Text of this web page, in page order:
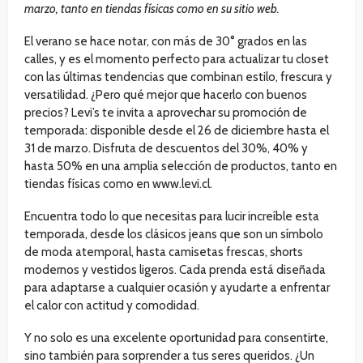
marzo, tanto en tiendas físicas como en su sitio web.
El verano se hace notar, con más de 30° grados en las
calles, y es el momento perfecto para actualizar tu closet
con las últimas tendencias que combinan estilo, frescura y
versatilidad. ¿Pero qué mejor que hacerlo con buenos
precios? Levi’s te invita a aprovechar su promoción de
temporada: disponible desde el 26 de diciembre hasta el
31 de marzo. Disfruta de descuentos del 30%, 40% y
hasta 50% en una amplia selección de productos, tanto en
tiendas físicas como en www.levi.cl.
Encuentra todo lo que necesitas para lucir increíble esta
temporada, desde los clásicos jeans que son un símbolo
de moda atemporal, hasta camisetas frescas, shorts
modernos y vestidos ligeros. Cada prenda está diseñada
para adaptarse a cualquier ocasión y ayudarte a enfrentar
el calor con actitud y comodidad.
Y no solo es una excelente oportunidad para consentirte,
sino también para sorprender a tus seres queridos. ¿Un